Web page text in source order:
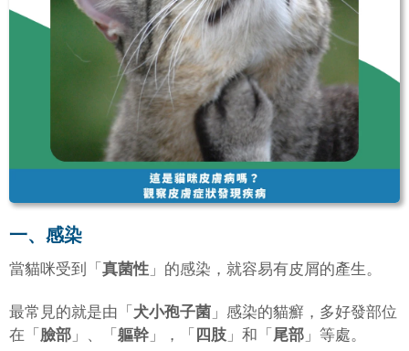
一、感染
當貓咪受到「 真菌性 」的感染，就容易有皮屑的產生。
最常見的就是由「 犬小孢子菌 」感染的貓癬，多好發部位
在「 臉部 」、「 軀幹 」，「 四肢 」和「 尾部 」等處。